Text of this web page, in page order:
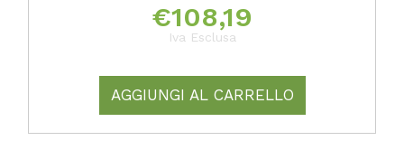
€108,19
Iva Esclusa
AGGIUNGI AL CARRELLO